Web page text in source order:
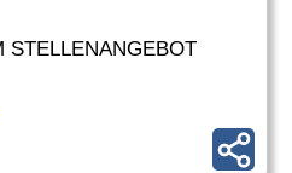
STELLENANGEBOT